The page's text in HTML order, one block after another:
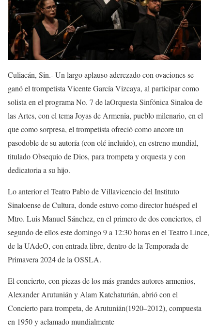
Culiacán, Sin.-Un largo aplauso aderezado con ovacionesse
ganó el trompetista Vicente García Vizcaya, al participar como
solista en el programa No. 7 de laOrquesta Sinfónica Sinaloa de
las Artes, con el tema Joyasde Armenia, pueblomilenario, en el
quecomo sorpresa, el trompetista ofreciócomoancoreun
pasodoble de su autoría (con olé incluido), en estreno mundial,
tituladoObsequio de Dios, para trompeta y orquesta y con
dedicatoria a su hijo.
Lo anterior el Teatro Pablo de Villavicencio del Instituto
Sinaloense de Cultura, dondeestuvocomo directorhuésped el
Mtro. Luis Manuel Sánchez, en el primero de dos conciertos, el
segundo de ellos este domingo 9 a 12:30 horas en el Teatro Lince,
de la UAdeO, con entrada libre, dentro de la Temporada de
Primavera 2024 de la OSSLA.
El concierto, con piezasde los más grandes autores armenios,
AlexanderArutunián y Alam Katchaturián, abrió con el
Concierto para trompeta, de Arutunián(1920–2012), compuesta
en 1950 y aclamado mundialmente